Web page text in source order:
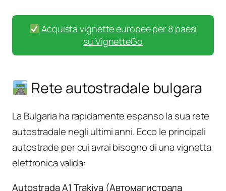
Acquista vignette europee per 8 paesi
su VignetteGo
Rete autostradale bulgara
La Bulgaria ha rapidamente espanso la sua rete
autostradale negli ultimi anni. Ecco le principali
autostrade per cui avrai bisogno di una vignetta
elettronica valida:
Autostrada A1 Trakiya (Автомагистрала